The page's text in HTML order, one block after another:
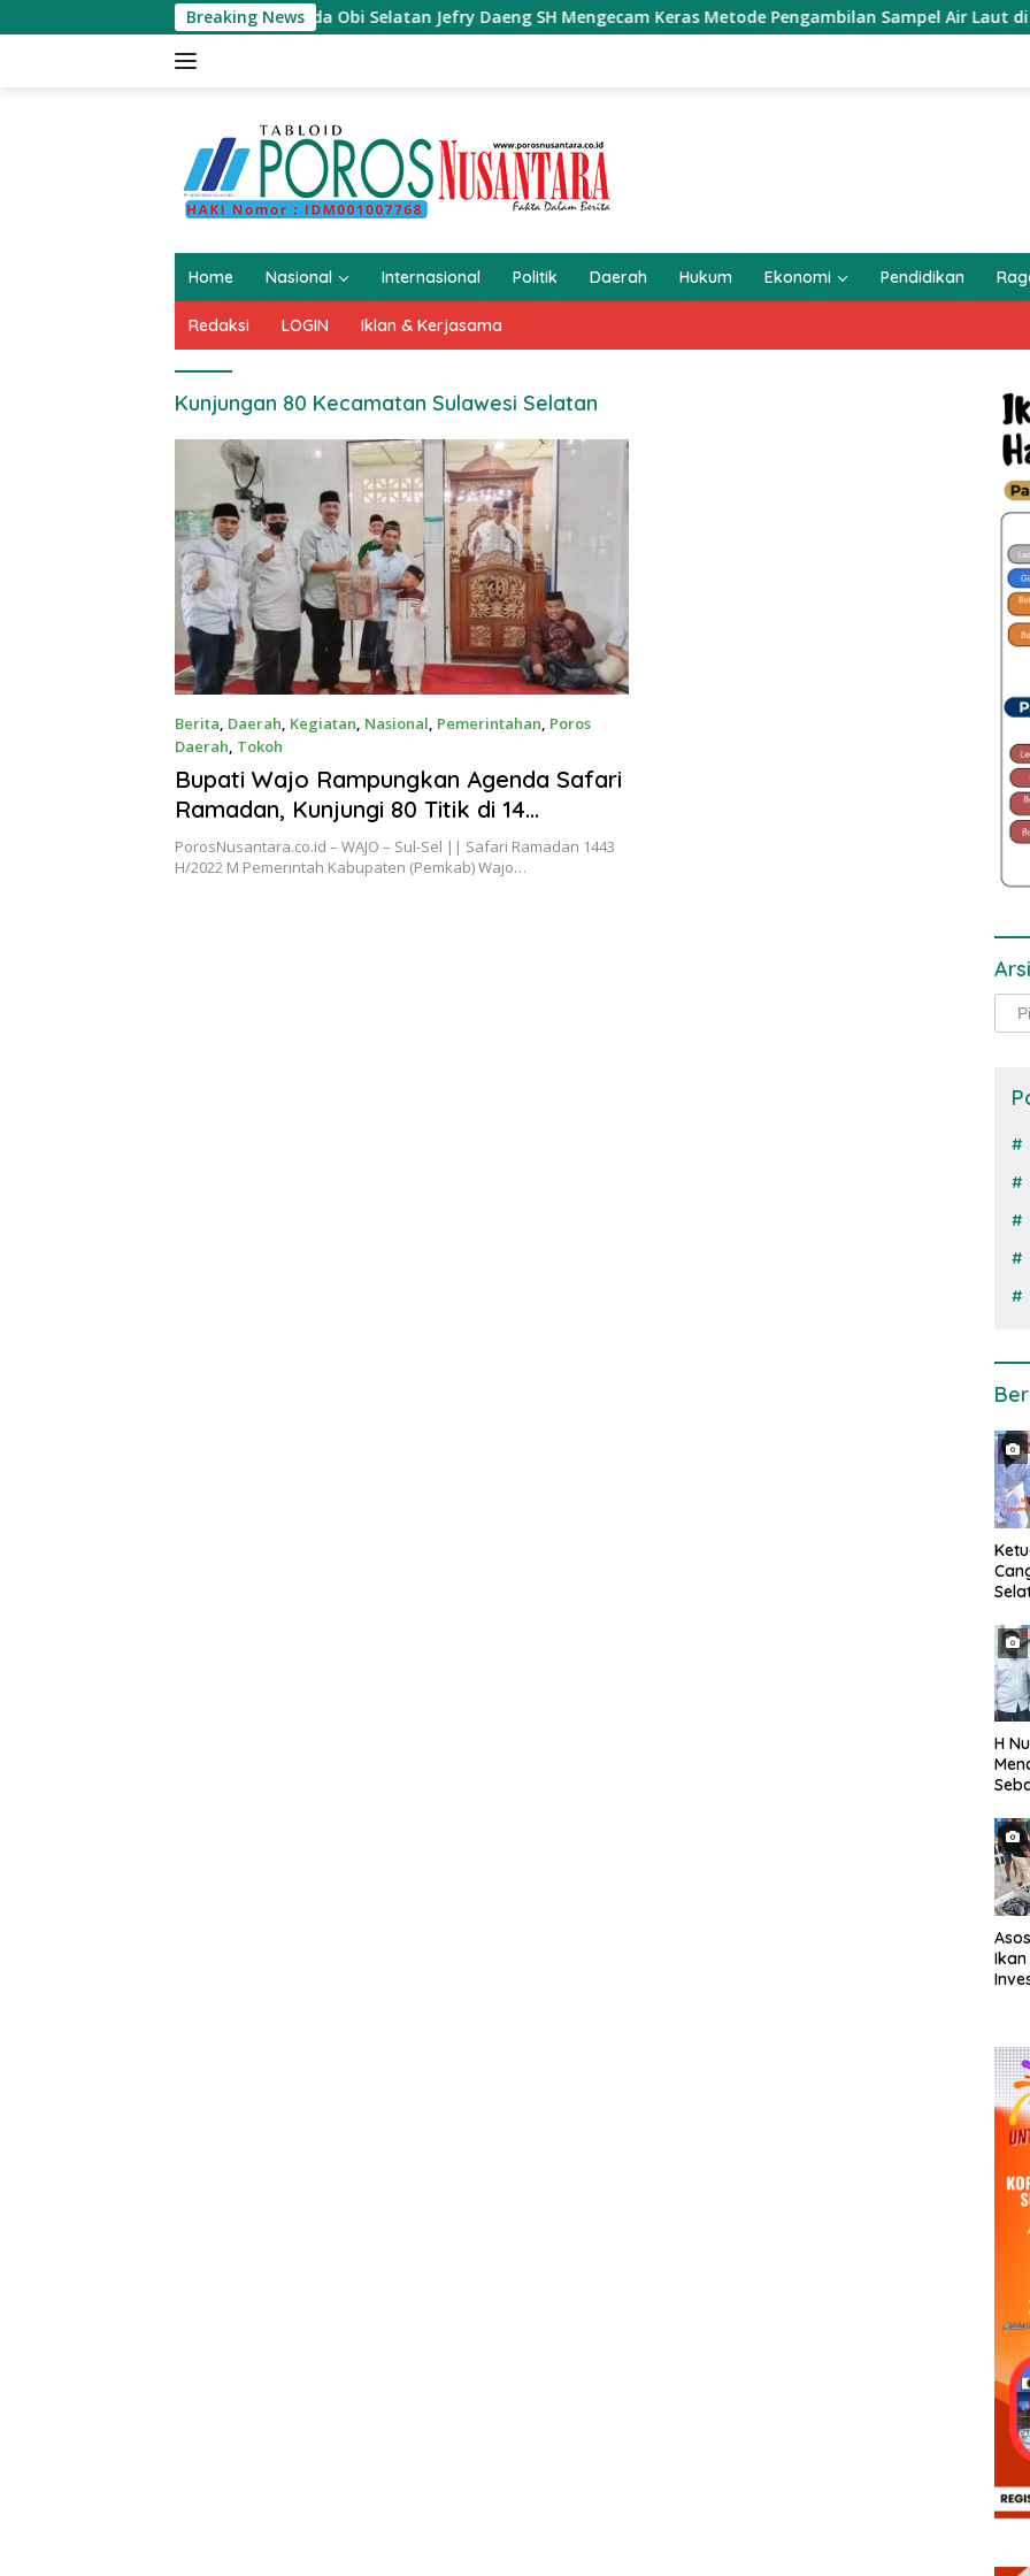
ke
Breaking News
Canga Muda Obi Selatan Jefry Daeng SH Mengecam Keras Metode Pengambilan Sampel Air Laut di Laut yang Bersih
Home Nasional Internasional Politik Daerah Hukum Ekonomi Pendidikan
Redaksi LOGIN Iklan & Kerjasama
Kunjungan 80 Kecamatan Sulawesi Selatan
Berita, Daerah, Kegiatan, Nasional, Pemerintahan, Poros
Daerah, Tokoh
Apr 27, 2022
Bupati Wajo Rampungkan Agenda Safari
Ramadan, Kunjungi 80 Titik di 14
Kecamatan
PorosNusantara.co.id – WAJO – Sul-Sel || Safari Ramadan 1443
H/2022 M Pemerintah Kabupaten (Pemkab) Wajo…
Arsip
H